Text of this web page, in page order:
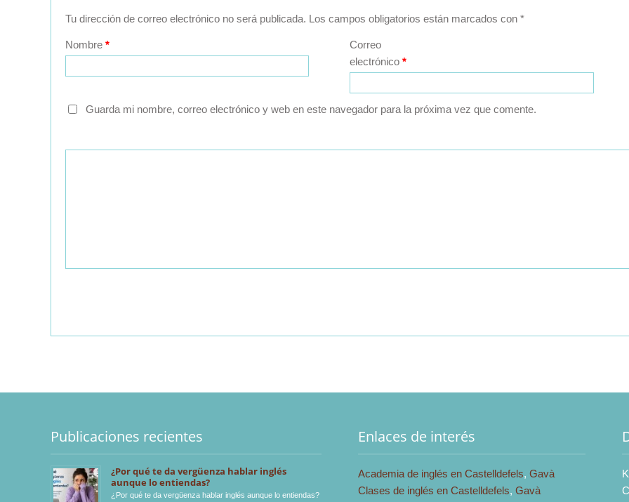
Tu dirección de correo electrónico no será publicada. Los campos obligatorios están marcados con *
Nombre *
Correo
electrónico*
Guarda mi nombre, correo electrónico y web en este navegador para la próxima vez que comente.
Publicaciones recientes
¿Por qué te da vergüenza hablar inglés
aunque lo entiendas?
¿Por qué te da vergüenza hablar inglés aunque lo entiendas?
Enlaces de interés
Academia de inglés en Castelldefels,Gavà
Clases de inglés en Castelldefels,Gavà